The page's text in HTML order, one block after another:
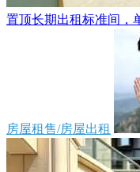
置顶长期出租标准间，
房屋租售/房屋出租